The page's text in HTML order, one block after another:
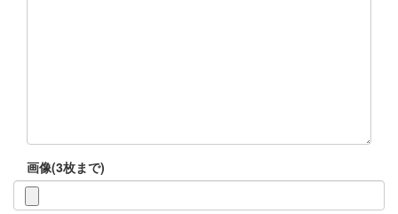
画像(3枚まで)